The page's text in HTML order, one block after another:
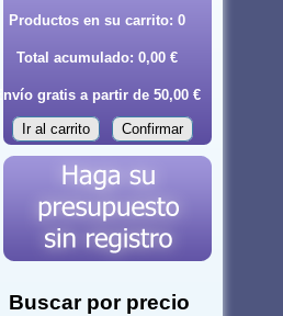
Productos en su carrito: 0
Total acumulado: 0,00 €
Envío gratis a partir de 50,00 €
Ir al carrito Confirmar
Buscar por precio